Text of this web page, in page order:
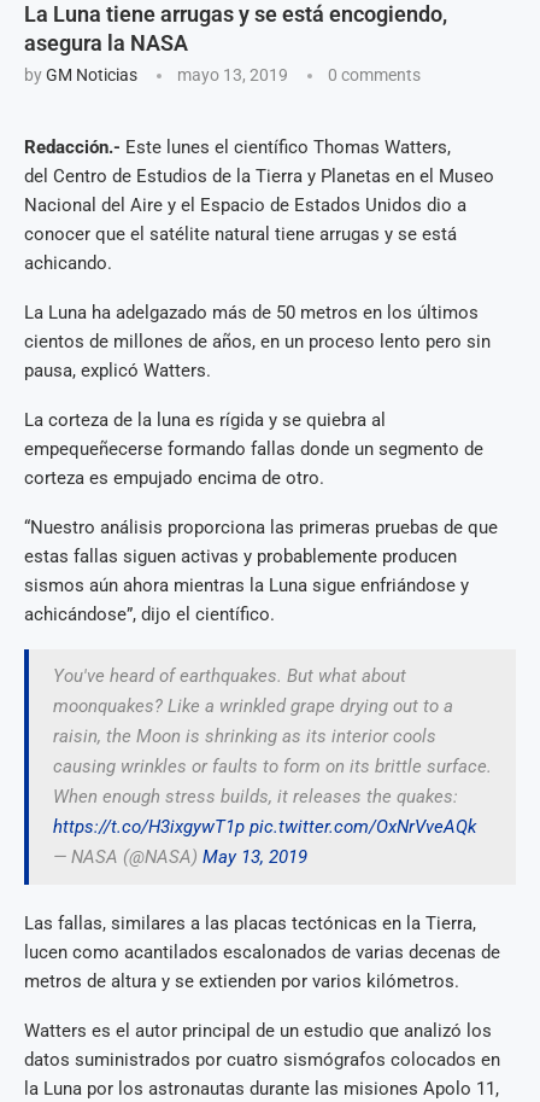
La Luna tiene arrugas y se está encogiendo,
asegura la NASA
byGM Noticias mayo 13, 2019 0 comments
Redacción.- Este lunes el científico Thomas Watters,
del Centro de Estudios de la Tierra y Planetas en el Museo
Nacional del Aire y el Espacio de Estados Unidos dio a
conocer que el satélite natural tiene arrugas y se está
achicando.
La Luna ha adelgazado más de 50 metros en los últimos
cientos de millones de años, en un proceso lento pero sin
pausa, explicó Watters.
La corteza de la luna es rígida y se quiebra al
empequeñecerse formando fallas donde un segmento de
corteza es empujado encima de otro.
“Nuestro análisis proporciona las primeras pruebas de que
estas fallas siguen activas y probablemente producen
sismos aún ahora mientras la Luna sigue enfriándose y
achicándose”, dijo el científico.
You've heard of earthquakes. But what about
moonquakes? Like a wrinkled grape drying out to a
raisin, the Moon is shrinking as its interior cools
causing wrinkles or faults to form on its brittle surface.
When enough stress builds, it releases the quakes:
https://t.co/H3ixgywT1p pic.twitter.com/OxNrVveAQk
— NASA (@NASA) May 13, 2019
Las fallas, similares a las placas tectónicas en la Tierra,
lucen como acantilados escalonados de varias decenas de
metros de altura y se extienden por varios kilómetros.
Watters es el autor principal de un estudio que analizó los
datos suministrados por cuatro sismógrafos colocados en
la Luna por los astronautas durante las misiones Apolo 11,